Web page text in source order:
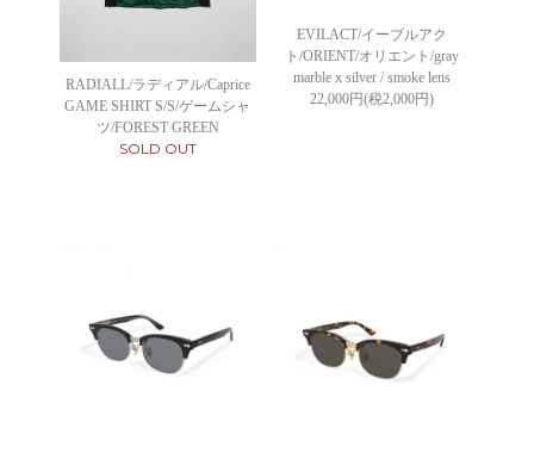
RADIALL/ラディアル/Caprice
GAME SHIRT S/S/ゲームシャ
ツ/FOREST GREEN
SOLD OUT
EVILACT/イーブルアク
ト/ORIENT/オリエント/gray
marble x silver / smoke lens
22,000円(税2,000円)